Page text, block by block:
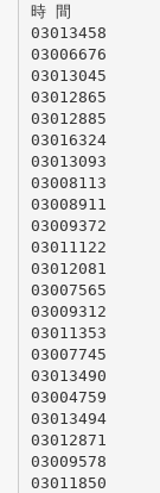
時 間
03013458
03006676
03013045
03012865
03012885
03016324
03013093
03008113
03008911
03009372
03011122
03012081
03007565
03009312
03011353
03007745
03013490
03004759
03013494
03012871
03009578
03011850